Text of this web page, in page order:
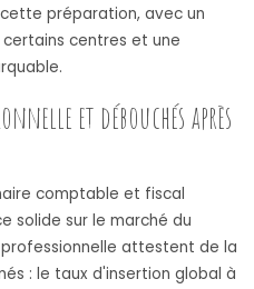
préparation, avec un
certains centres et une
et débouchés après
comptable et fiscal
solide sur le marché du
attestent de la
: le taux d'insertion global à